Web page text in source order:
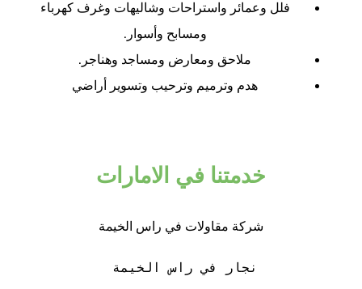
فلل وعمائر واستراحات وشاليهات وغرف كهرباء
ومسابح وأسوار.
ملاحق ومعارض ومساجد وهناجر.
هدم وترميم وترحيب وتسوير أراضي
خدمتنا في الامارات
شركة مقاولات في راس الخيمة
نجار في راس الخيمة